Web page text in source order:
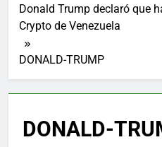
Donald Trump declaró que
Crypto de Venezuela
DONALD-TRUMP
DONALD-